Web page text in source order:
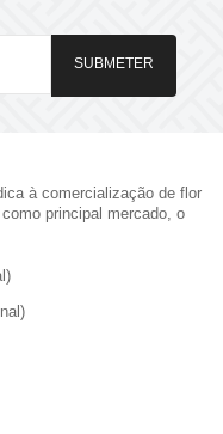
SUBMETER
à comercialização de flor
principal mercado, o